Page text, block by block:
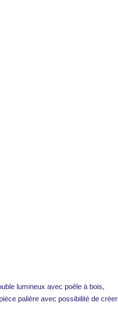
lumineux avec poêle à bois,
palière avec possibilité de créer